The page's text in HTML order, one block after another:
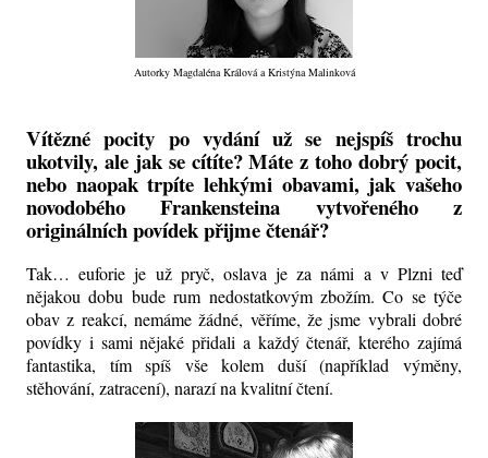
Autorky Magdaléna Králová a Kristýna Malinková
Vítězné pocity po vydání už se nejspíš trochu
ukotvily, ale jak se cítíte? Máte z toho dobrý pocit,
nebo naopak trpíte lehkými obavami, jak vašeho
novodobého Frankensteina vytvořeného z
originálních povídek přijme čtenář?
Tak… euforie je už pryč, oslava je za námi a v Plzni teď
nějakou dobu bude rum nedostatkovým zbožím. Co se týče
obav z reakcí, nemáme žádné, věříme, že jsme vybrali dobré
povídky i sami nějaké přidali a každý čtenář, kterého zajímá
fantastika, tím spíš vše kolem duší (například výměny,
stěhování, zatracení), narazí na kvalitní čtení.